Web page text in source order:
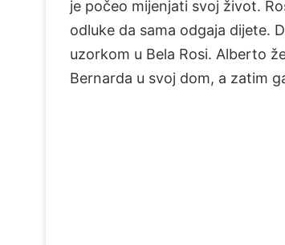
je počeo mijenjati svoj život.
odluke da sama odgaja dijete.
uzorkom u Bela Rosi. Alberto
Bernarda u svoj dom, a zatim